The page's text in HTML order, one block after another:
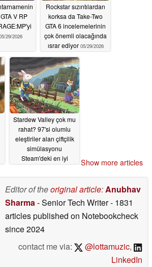
V RP
29/2026
Rockstar sızıntılardan
korksa da Take-Two
GTA 6 incelemelerinin
çok önemli olacağında
ısrar ediyor 05/29/2026
Stardew Valley çok mu
rahat? 97'si olumlu
eleştiriler alan çiftçilik
simülasyonu
Steam'deki en iyi
Show more articles
Editor of theoriginal article:Anubhav
Sharma- Senior Tech Writer- 1831
articles published on Notebookcheck
since 2024
contact me via:
@lottamuzic,
LinkedIn